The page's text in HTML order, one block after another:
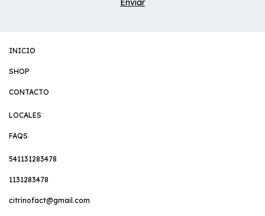
INICIO
SHOP
CONTACTO
LOCALES
FAQS
541131283478
1131283478
citrinofact@gmail.com